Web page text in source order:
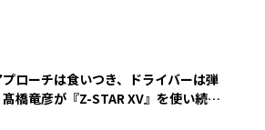
プローチは食いつき、ドライバーは弾
髙橋竜彦が『Z-STAR XV』を使い続け